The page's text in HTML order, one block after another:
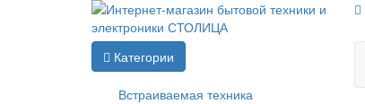
Категории
Встраиваемая техника